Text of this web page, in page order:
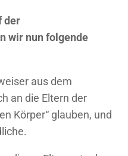
der
wir nun folgende
aus dem
an die Eltern der
Körper“ glauben, und